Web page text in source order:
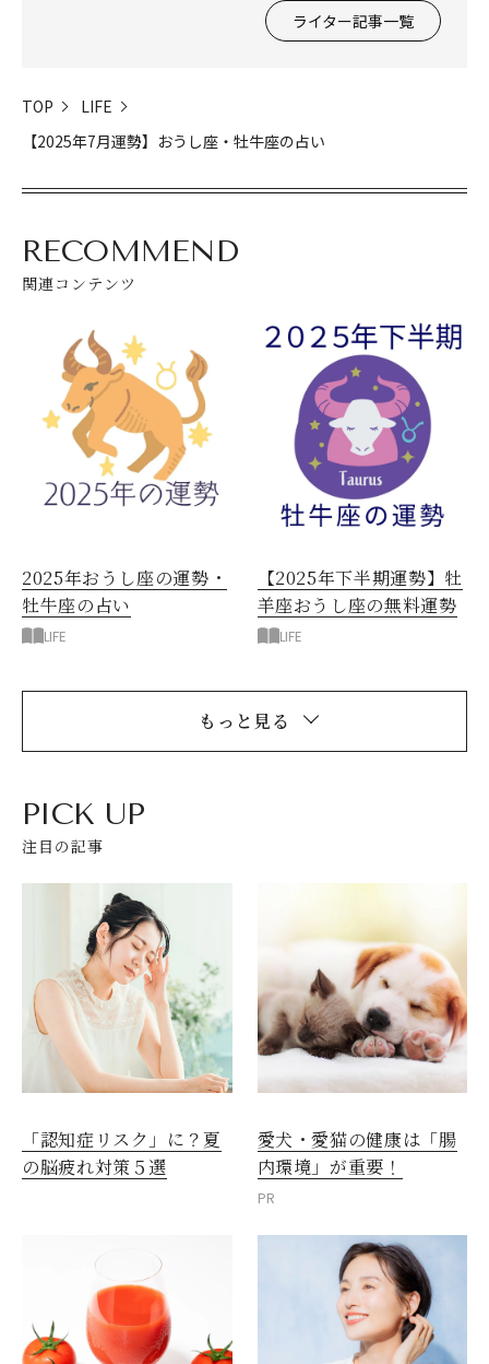
ライター記事一覧
TOP
LIFE
【2025年7月運勢】おうし座・牡牛座の占い
RECOMMEND
関連コンテンツ
2025年おうし座の運勢・
牡牛座の占い
LIFE
【2025年下半期運勢】牡
羊座おうし座の無料運勢
LIFE
もっと見る
PICK UP
注目の記事
「認知症リスク」に？夏
の脳疲れ対策５選
愛犬・愛猫の健康は「腸
内環境」が重要！
PR